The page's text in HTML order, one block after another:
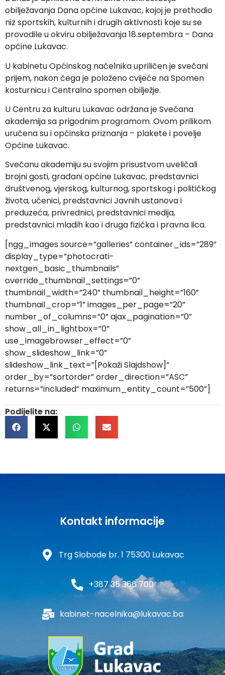
obilježavanja Dana općine Lukavac, kojoj je prethodio
niz sportskih, kulturnih i drugih aktivnosti koje su se
provodile u okviru obilježavanja 18.septembra – Dana
općine Lukavac.
U kabinetu Općinskog načelnika upriličen je svečani
prijem, nakon čega je položeno cvijeće na Spomen
kosturnicu i Centralno spomen obilježje.
U Centru za kulturu Lukavac održana je Svečana
akademija sa prigodnim programom. Ovom prilikom
uručena su i općinska priznanja – plakete i povelje
Općine Lukavac.
Svečanu akademiju su svojim prisustvom uveličali
brojni gosti, građani općine Lukavac, predstavnici
društvenog, vjerskog, kulturnog, sportskog i političkog
života, učenici, predstavnici Javnih ustanova i
preduzeća, privrednici, predstavnici medija,
predstavnici mladih kao i druga fizička i pravna lica.
[ngg_images source=”galleries” container_ids=”289”
display_type=”photocrati-
nextgen_basic_thumbnails”
override_thumbnail_settings=”0”
thumbnail_width=”240” thumbnail_height=”160”
thumbnail_crop=”1” images_per_page=”20”
number_of_columns=”0” ajax_pagination=”0”
show_all_in_lightbox=”0”
use_imagebrowser_effect=”0”
show_slideshow_link=”0”
slideshow_link_text=”[Pokaži Slajdshow]”
order_by=”sortorder” order_direction=”ASC”
returns=”included” maximum_entity_count=”500”]
Podijelite na:
Kontakt informacije
Trg Slobode br. 1 75300 Lukavac
+387 35 366 700
kabinet-nacelnika@lukavac.ba